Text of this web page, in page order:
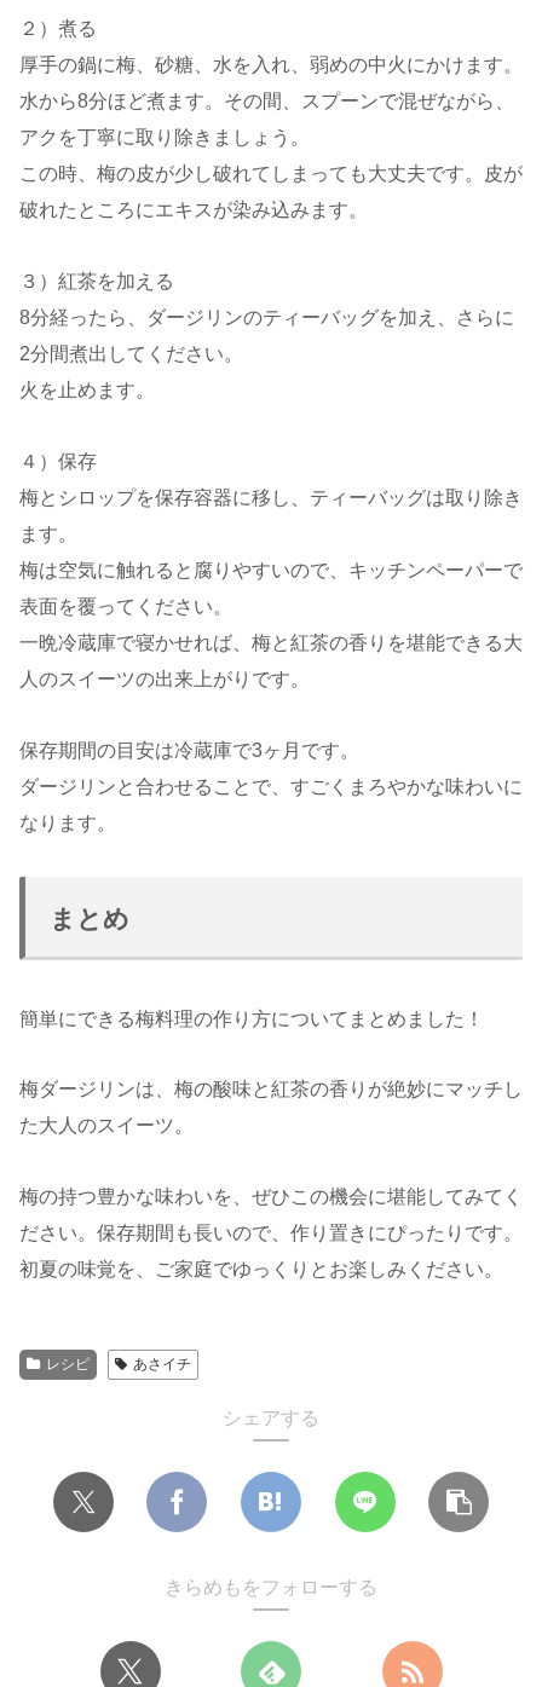
２）煮る
厚手の鍋に梅、砂糖、水を入れ、弱めの中火にかけます。
水から8分ほど煮ます。その間、スプーンで混ぜながら、
アクを丁寧に取り除きましょう。
この時、梅の皮が少し破れてしまっても大丈夫です。皮が
破れたところにエキスが染み込みます。
３）紅茶を加える
8分経ったら、ダージリンのティーバッグを加え、さらに
2分間煮出してください。
火を止めます。
４）保存
梅とシロップを保存容器に移し、ティーバッグは取り除き
ます。
梅は空気に触れると腐りやすいので、キッチンペーパーで
表面を覆ってください。
一晩冷蔵庫で寝かせれば、梅と紅茶の香りを堪能できる大
人のスイーツの出来上がりです。
保存期間の目安は冷蔵庫で3ヶ月です。
ダージリンと合わせることで、すごくまろやかな味わいに
なります。
まとめ
簡単にできる梅料理の作り方についてまとめました！
梅ダージリンは、梅の酸味と紅茶の香りが絶妙にマッチし
た大人のスイーツ。
梅の持つ豊かな味わいを、ぜひこの機会に堪能してみてく
ださい。保存期間も長いので、作り置きにぴったりです。
初夏の味覚を、ご家庭でゆっくりとお楽しみください。
レシピ あさイチ
シェアする
きらめもをフォローする